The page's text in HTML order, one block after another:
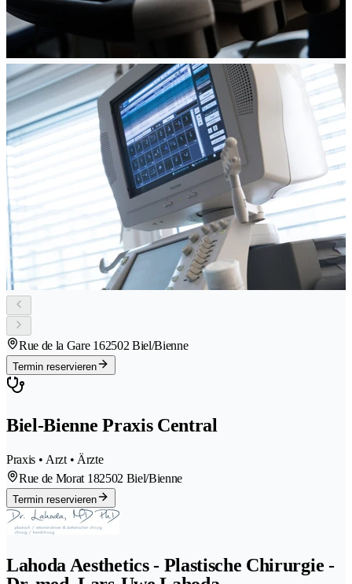
Rue de la Gare 162502 Biel/Bienne
Termin reservieren
Biel-Bienne Praxis Central
Praxis • Arzt • Ärzte
Rue de Morat 182502 Biel/Bienne
Termin reservieren
Lahoda Aesthetics - Plastische Chirurgie -